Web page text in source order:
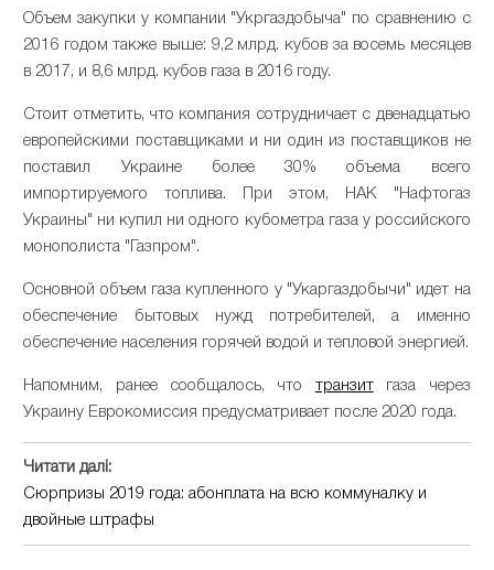
Объем закупки у компании "Укргаздобыча" по сравнению с
2016 годом также выше: 9,2 млрд. кубов за восемь месяцев
в 2017, и 8,6 млрд. кубов газа в 2016 году.
Стоит отметить, что компания сотрудничает с двенадцатью
европейскими поставщиками и ни один из поставщиков не
поставил Украине более 30% объема всего
импортируемого топлива. При этом, НАК "Нафтогаз
Украины" ни купил ни одного кубометра газа у российского
монополиста "Газпром".
Основной объем газа купленного у "Укаргаздобычи" идет на
обеспечение бытовых нужд потребителей, а именно
обеспечение населения горячей водой и тепловой энергией.
Напомним, ранее сообщалось, что транзитгаза через
Украину Еврокомиссия предусматривает после 2020 года.
Читати далі:
Сюрпризы 2019 года: абонплата на всю коммуналку и
двойные штрафы